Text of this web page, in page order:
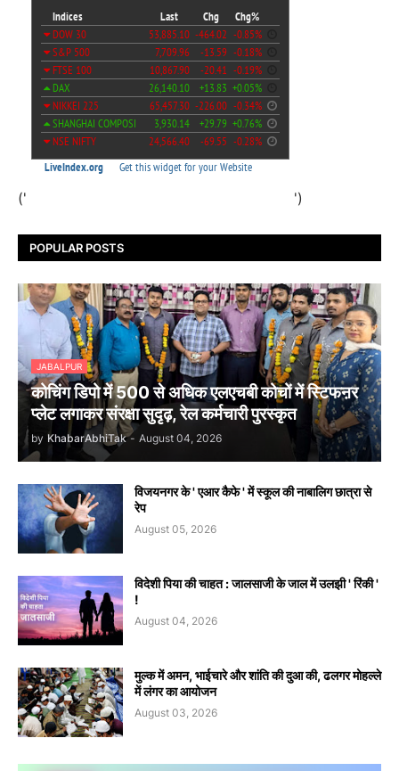
(' ')
POPULAR POSTS
JABALPUR
कोचिंग डिपो में 500 से अधिक एलएचबी कोचों में स्टिफऩर
प्लेट लगाकर संरक्षा सुदृढ़, रेल कर्मचारी पुरस्कृत
by KhabarAbhiTak - August 04, 2026
विजयनगर के ' एआर कैफे ' में स्कूल की नाबालिग छात्रा से
रेप
August 05, 2026
विदेशी पिया की चाहत : जालसाजी के जाल में उलझी ' रिंकी '
!
August 04, 2026
मुल्क में अमन, भाईचारे और शांति की दुआ की, ढलगर मोहल्ले
में लंगर का आयोजन
August 03, 2026